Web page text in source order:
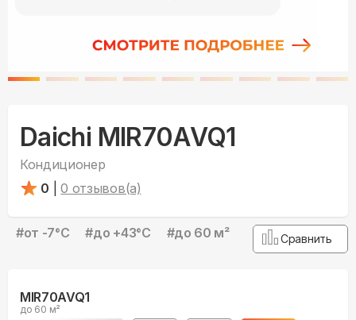
Daichi MIR70AVQ1
Кондиционер
0
0 отзывов(а)
#от -7°С #до +43°С #до 60 м² Сравнить
MIR70AVQ1
до 60 м²